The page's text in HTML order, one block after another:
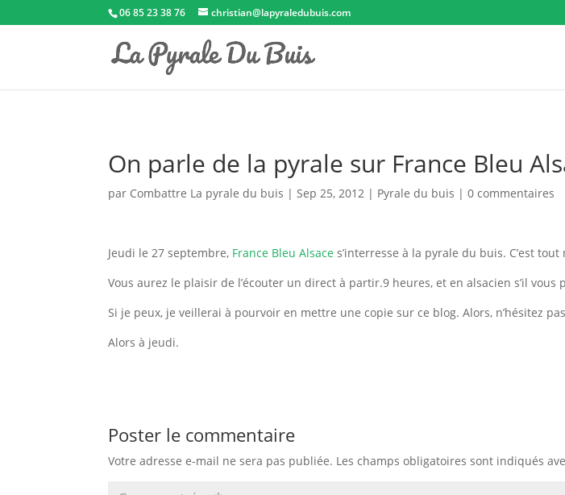
06 85 23 38 76 christian@lapyraledubuis.com
On parle de la pyrale sur France Bleu
par Combattre La pyrale du buis |Sep 25, 2012 | Pyrale du buis |0 commentaires
Jeudi le 27 septembre, France Bleu Alsaces’interresse à la pyrale du buis. C’est
Vous aurez le plaisir de l’écouter un direct à partir.9 heures, et en alsacien s’il vous
Si je peux, je veillerai à pourvoir en mettre une copie sur ce blog. Alors, n’hésitez
Alors à jeudi.
Poster le commentaire
Votre adresse e-mail ne sera pas publiée. Les champs obligatoires sont indiqués